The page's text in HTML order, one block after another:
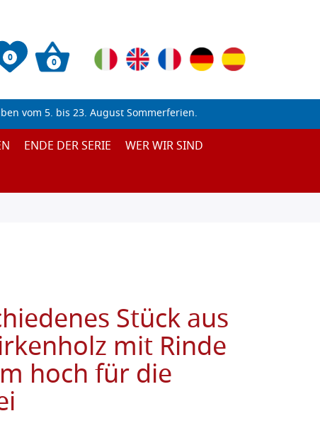
0 0
vom 5. bis 23. August Sommerferien.
ENDE DER SERIE
WER WIR SIND
Stück aus
mit Rinde
hoch für die